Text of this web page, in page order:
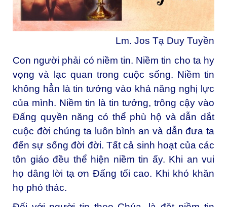
Lm. Jos Tạ Duy Tuyền
Con người phải có niềm tin. Niềm tin cho ta hy
vọng và lạc quan trong cuộc sống. Niềm tin
không hẳn là tin tưởng vào khả năng nghị lực
của mình. Niềm tin là tin tưởng, trông cậy vào
Đấng quyền năng có thể phù hộ và dẫn dắt
cuộc đời chúng ta luôn bình an và dẫn đưa ta
đến sự sống đời đời. Tất cả sinh hoạt của các
tôn giáo đều thể hiện niềm tin ấy. Khi an vui
họ dâng lời tạ ơn Đấng tối cao. Khi khó khăn
họ phó thác.